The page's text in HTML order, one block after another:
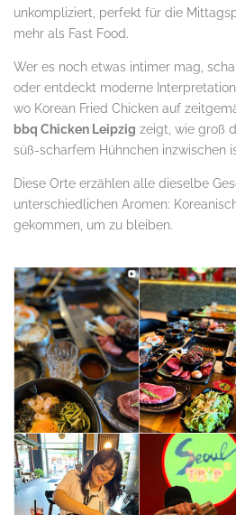
unkompliziert, perfekt für die
mehr als Fast Food.
Wer es noch etwas intimer mag,
oder entdeckt moderne
wo Korean Fried Chicken auf
bbq Chicken Leipzig zeigt, wie groß
süß-scharfem Hühnchen inzwischen
Diese Orte erzählen alle dieselbe
unterschiedlichen Aromen:
gekommen, um zu bleiben.